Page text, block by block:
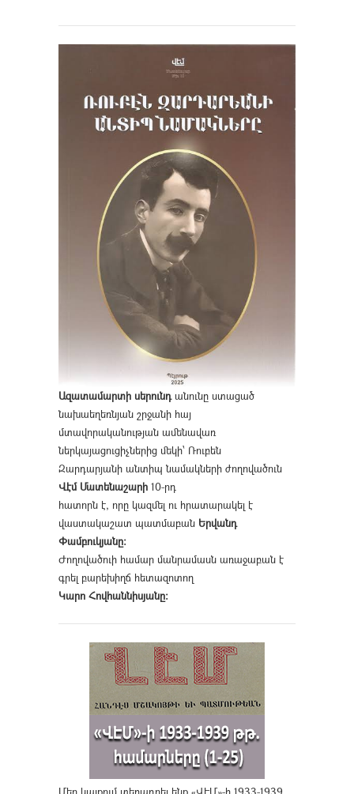
Ազատամարտի սերունդանունը ստացած
նախաեղեռնյան շրջանի հայ
մտավորականության ամենավառ
ներկայացուցիչներից մեկի՝ Ռուբեն
Զարդարյանի անտիպ նամակների ժողովածուն
Վէմ Մատենաշարի 10-րդ
հատորն է, որը կազմել ու հրատարակել է
վաստակաշատ պատմաբան Երվանդ
Փամբուկյանը։
Ժողովածուի համար մանրամասն առաջաբան է
գրել բարեխիղճ հետազոտող
Կարո Հովհաննիսյանը։